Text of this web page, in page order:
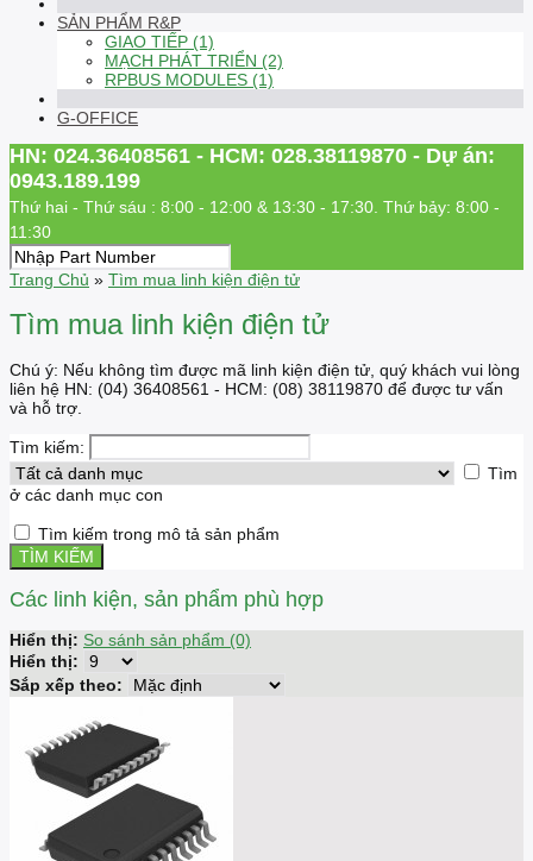
SẢN PHẨM R&P
GIAO TIẾP (1)
MẠCH PHÁT TRIỂN (2)
RPBUS MODULES (1)
G-OFFICE
HN: 024.36408561 - HCM: 028.38119870 - Dự án:
0943.189.199
Thứ hai - Thứ sáu : 8:00 - 12:00 & 13:30 - 17:30. Thứ bảy: 8:00 -
11:30
Trang Chủ » Tìm mua linh kiện điện tử
Tìm mua linh kiện điện tử
Chú ý: Nếu không tìm được mã linh kiện điện tử, quý khách vui lòng
liên hệ HN: (04) 36408561 - HCM: (08) 38119870 để được tư vấn
và hỗ trợ.
Tìm kiếm:
Tìm
ở các danh mục con
Tìm kiếm trong mô tả sản phẩm
Các linh kiện, sản phẩm phù hợp
Hiển thị: So sánh sản phẩm (0)
Hiển thị:
Sắp xếp theo: